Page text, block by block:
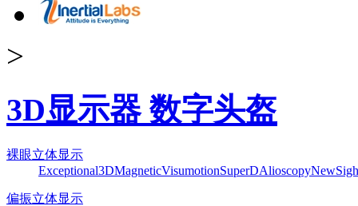
>
3D显示器 数字头盔
裸眼立体显示
Exceptional3DMagneticVisumotionSuperDAlioscopy
偏振立体显示